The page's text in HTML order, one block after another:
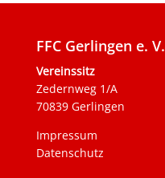
FFC Gerlingen e. V.
Vereinssitz
Zedernweg 1/A
70839 Gerlingen
Impressum
Datenschutz